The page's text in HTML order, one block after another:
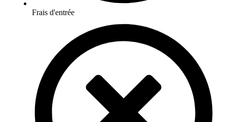
Frais d'entrée